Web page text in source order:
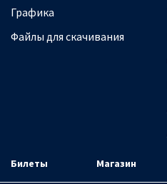
Графика
Файлы для скачивания
Билеты Магазин